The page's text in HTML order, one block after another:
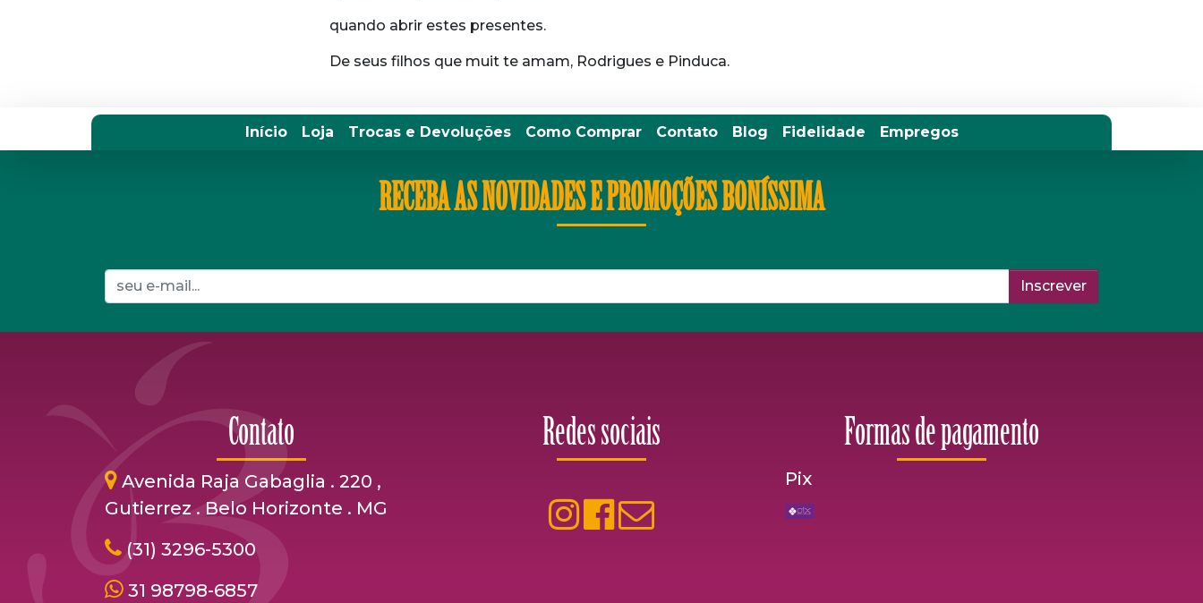
quando abrir estes presentes.
De seus filhos que muit te amam, Rodrigues e Pinduca.
Início Loja Trocas e Devoluções Como Comprar Contato Blog Fidelidade Empregos
RECEBA AS NOVIDADES E PROMOÇÕES BONÍSSIMA
Inscrever
Contato
Avenida Raja Gabaglia . 220 ,
Gutierrez . Belo Horizonte . MG
(31) 3296-5300
31 98798-6857
Redes sociais Formas de pagamento
Pix